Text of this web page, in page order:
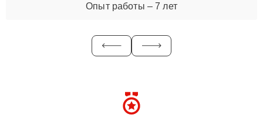
Опыт работы – 7 лет